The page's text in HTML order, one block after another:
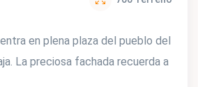
en plena plaza del pueblo del
La preciosa fachada recuerda a